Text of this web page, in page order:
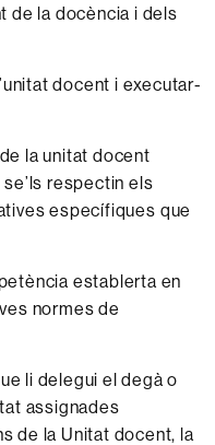
de la docència i dels
docent i executar-
de launitat docent
se’ls respectin els
específiques que
establerta en
normes de
li deleguiel degà o
assignades
de laUnitat docent, la